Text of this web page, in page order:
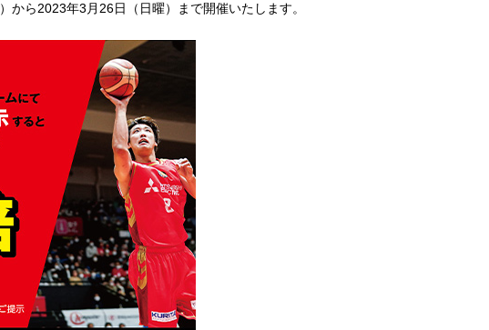
ら2023年3月26日（日曜）まで開催いたします。